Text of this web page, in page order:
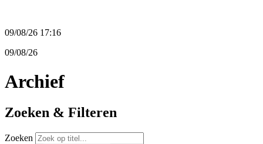
09/08/26 17:16
09/08/26
Archief
Zoeken & Filteren
Zoeken